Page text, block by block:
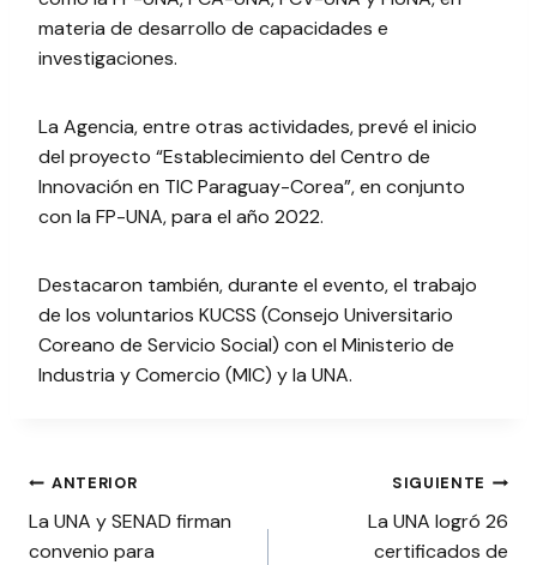
materia de desarrollo de capacidades e
investigaciones.
La Agencia, entre otras actividades, prevé el inicio
del proyecto “Establecimiento del Centro de
Innovación en TIC Paraguay-Corea”, en conjunto
con la FP-UNA, para el año 2022.
Destacaron también, durante el evento, el trabajo
de los voluntarios KUCSS (Consejo Universitario
Coreano de Servicio Social) con el Ministerio de
Industria y Comercio (MIC) y la UNA.
Navegación
de
ANTERIOR
La UNA y SENAD firman
convenio para
SIGUIENTE
La UNA logró 26
certificados de